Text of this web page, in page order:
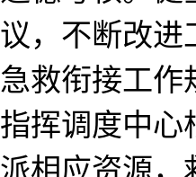
议，不断改
急救衔接工
指挥调度中
派相应资源